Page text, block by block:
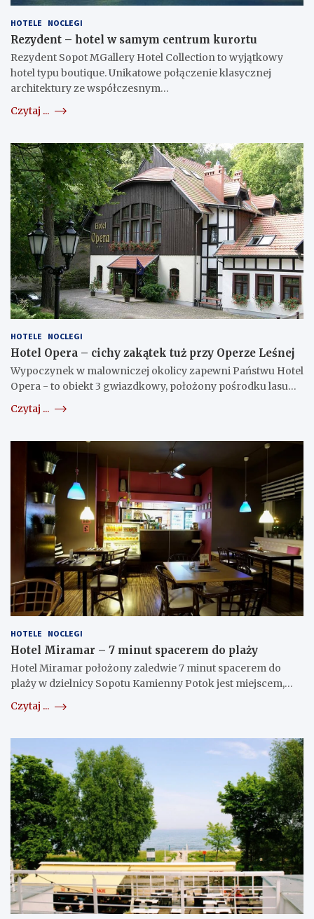
HOTELE NOCLEGI
Rezydent – hotel w samym centrum kurortu
Rezydent Sopot MGallery Hotel Collection to wyjątkowy
hotel typu boutique. Unikatowe połączenie klasycznej
architektury ze współczesnym…
Czytaj ...
HOTELE NOCLEGI
Hotel Opera – cichy zakątek tuż przy Operze Leśnej
Wypoczynek w malowniczej okolicy zapewni Państwu Hotel
Opera - to obiekt 3 gwiazdkowy, położony pośrodku lasu…
Czytaj ...
HOTELE NOCLEGI
Hotel Miramar – 7 minut spacerem do plaży
Hotel Miramar położony zaledwie 7 minut spacerem do
plaży w dzielnicy Sopotu Kamienny Potok jest miejscem,…
Czytaj ...